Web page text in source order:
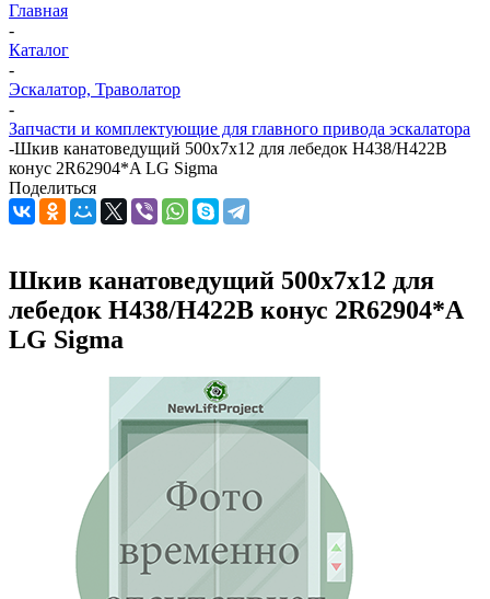
Главная
-
Каталог
-
Эскалатор, Траволатор
-
Запчасти и комплектующие для главного привода эскалатора
-Шкив канатоведущий 500х7х12 для лебедок H438/H422B
конус 2R62904*A LG Sigma
Поделиться
Шкив канатоведущий 500х7х12 для
лебедок H438/H422B конус 2R62904*A
LG Sigma